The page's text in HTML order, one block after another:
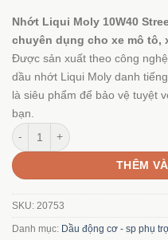
Nhớt Liqui Moly 10W40
chuyên dụng cho xe mô tô,
Được sản xuất theo công
dầu nhớt Liqui Moly danh tiếng,
là siêu phẩm để bảo vệ tuyệt
bạn.
Nhớt Liquimoly Street Race
THÊM
SKU: 20753
Danh mục: Dầu động cơ - sp phụ